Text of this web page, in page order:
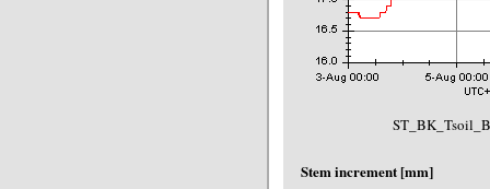
Stem increment [mm]